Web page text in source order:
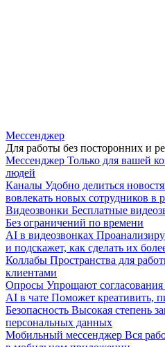
Мессенджер
Для работы без посторонних и
Мессенджер Только для вашей
людей
Каналы Удобно делиться
вовлекать новых сотрудников в
Видеозвонки Бесплатные
Без ограничений по времени
AI в видеозвонках
и подскажет, как сделать их
Коллабы Пространства для
клиентами
Опросы Упрощают
AI в чате Поможет креативить,
Безопасность Высокая степень
персональных данных
Мобильный мессенджер Вся